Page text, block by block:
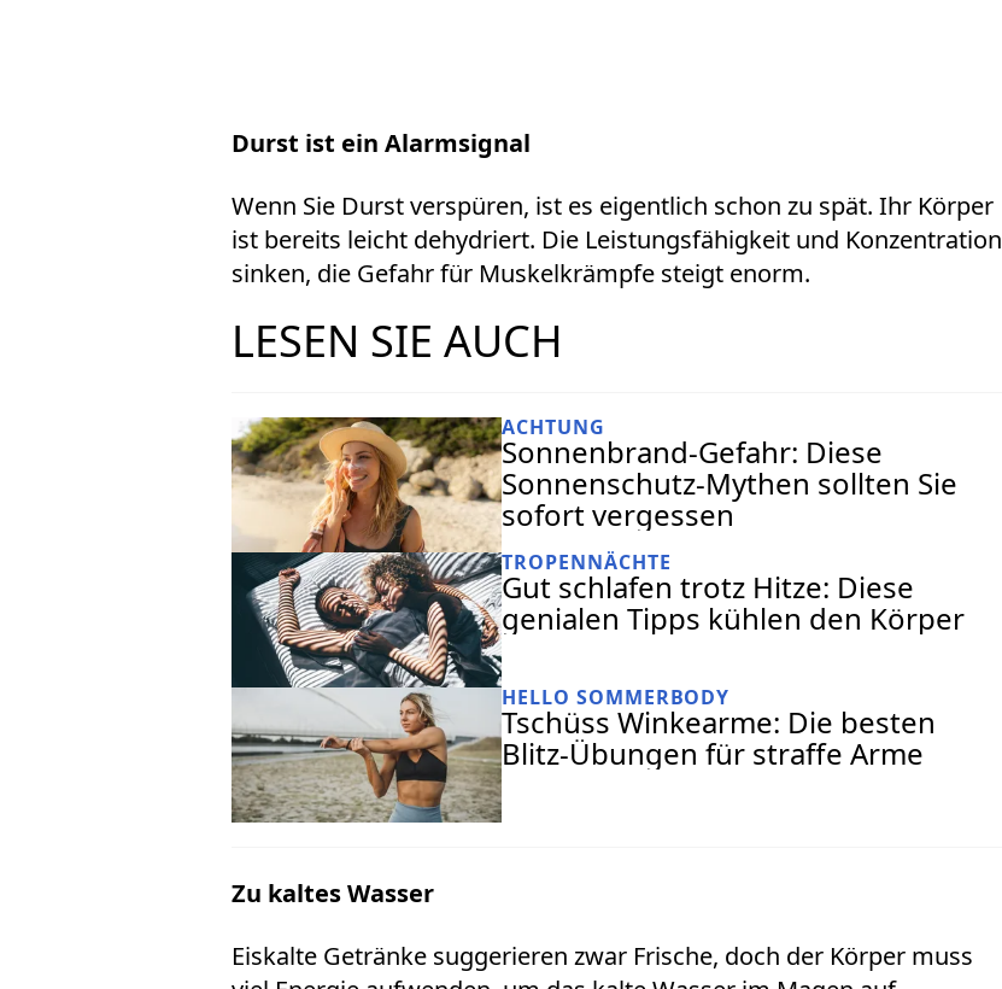
Durst ist ein Alarmsignal
Wenn Sie Durst verspüren, ist es eigentlich schon zu spät. Ihr Körper
ist bereits leicht dehydriert. Die Leistungsfähigkeit und Konzentration
sinken, die Gefahr für Muskelkrämpfe steigt enorm.
LESEN SIE AUCH
ACHTUNG
Sonnenbrand-Gefahr: Diese
Sonnenschutz-Mythen sollten Sie
sofort vergessen
TROPENNÄCHTE
Gut schlafen trotz Hitze: Diese
genialen Tipps kühlen den Körper
HELLO SOMMERBODY
Tschüss Winkearme: Die besten
Blitz-Übungen für straffe Arme
Zu kaltes Wasser
Eiskalte Getränke suggerieren zwar Frische, doch der Körper muss